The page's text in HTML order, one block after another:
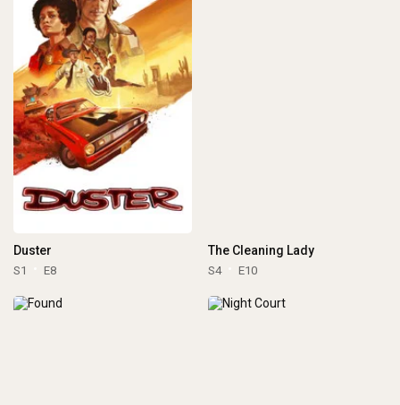
Duster
S1 E8
The Cleaning Lady
S4 E10